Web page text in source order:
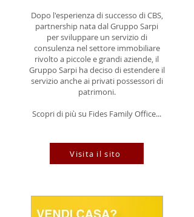
Dopo l'esperienza di successo di CBS,
partnership nata dal Gruppo Sarpi
per sviluppare un servizio di
consulenza nel settore immobiliare
rivolto a piccole e grandi aziende, il
Gruppo Sarpi ha deciso di estendere il
servizio anche ai privati possessori di
patrimoni.
Scopri di più su Fides Family Office...
Visita il sito